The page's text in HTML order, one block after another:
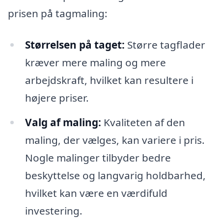
prisen på tagmaling:
Størrelsen på taget: Større tagflader
kræver mere maling og mere
arbejdskraft, hvilket kan resultere i
højere priser.
Valg af maling: Kvaliteten af den
maling, der vælges, kan variere i pris.
Nogle malinger tilbyder bedre
beskyttelse og langvarig holdbarhed,
hvilket kan være en værdifuld
investering.